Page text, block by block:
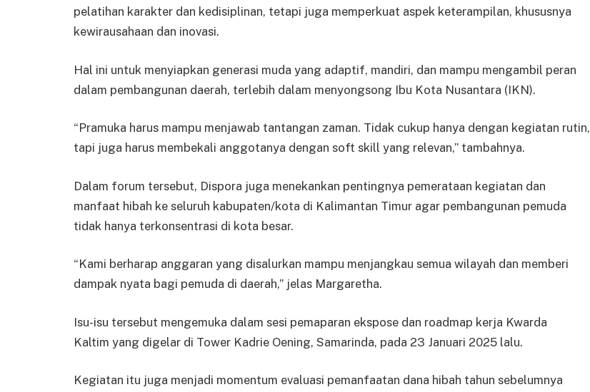
pelatihan karakter dan kedisiplinan, tetapi juga memperkuat aspek keterampilan, khususnya
kewirausahaan dan inovasi.
Hal ini untuk menyiapkan generasi muda yang adaptif, mandiri, dan mampu mengambil peran
dalam pembangunan daerah, terlebih dalam menyongsong Ibu Kota Nusantara (IKN).
“Pramuka harus mampu menjawab tantangan zaman. Tidak cukup hanya dengan kegiatan rutin,
tapi juga harus membekali anggotanya dengan soft skill yang relevan,” tambahnya.
Dalam forum tersebut, Dispora juga menekankan pentingnya pemerataan kegiatan dan
manfaat hibah ke seluruh kabupaten/kota di Kalimantan Timur agar pembangunan pemuda
tidak hanya terkonsentrasi di kota besar.
“Kami berharap anggaran yang disalurkan mampu menjangkau semua wilayah dan memberi
dampak nyata bagi pemuda di daerah,” jelas Margaretha.
Isu-isu tersebut mengemuka dalam sesi pemaparan ekspose dan roadmap kerja Kwarda
Kaltim yang digelar di Tower Kadrie Oening, Samarinda, pada 23 Januari 2025 lalu.
Kegiatan itu juga menjadi momentum evaluasi pemanfaatan dana hibah tahun sebelumnya